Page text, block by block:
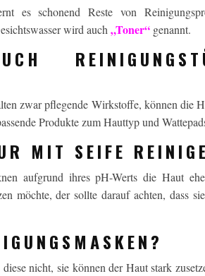
es schonend Reste von
wird auch „Toner“ genannt.
zwar pflegende Wirkstoffe, können die
Produkte zum Hauttyp und
MIT SEIFE
aufgrund ihres pH-Werts die Haut
möchte, der sollte darauf achten, dass sie
nicht, sie können der Haut stark